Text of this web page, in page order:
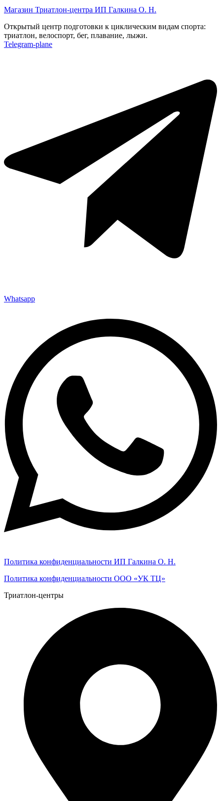
Магазин Триатлон-центра ИП Галкина О. Н.
Открытый центр подготовки к циклическим видам спорта:
триатлон, велоспорт, бег, плавание, лыжи.
Telegram-plane
Whatsapp
Политика конфиденциальности ИП Галкина О. Н.
Политика конфиденциальности ООО «УК ТЦ»
Триатлон-центры